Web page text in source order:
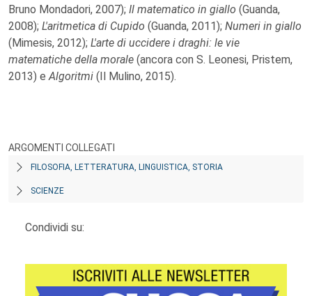
Bruno Mondadori, 2007); Il matematico in giallo (Guanda,
2008); L'aritmetica di Cupido (Guanda, 2011); Numeri in giallo
(Mimesis, 2012); L'arte di uccidere i draghi: le vie
matematiche della morale (ancora con S. Leonesi, Pristem,
2013) eAlgoritmi (Il Mulino, 2015).
ARGOMENTI COLLEGATI
FILOSOFIA, LETTERATURA, LINGUISTICA, STORIA
SCIENZE
Condividi su: